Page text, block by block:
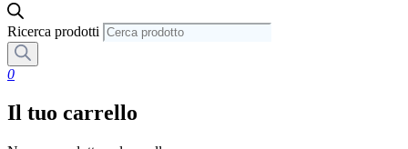
Ricerca prodotti
0
Il tuo carrello